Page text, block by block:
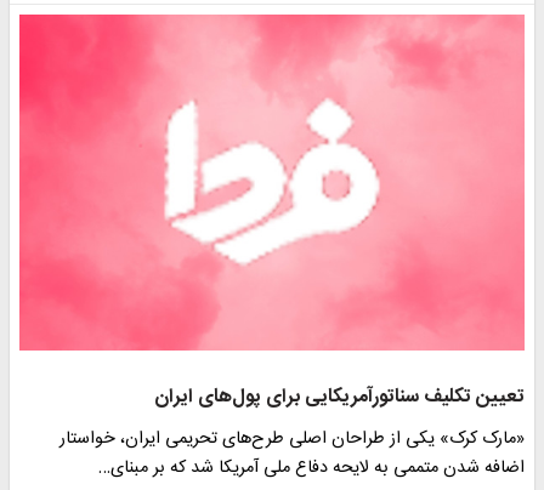
تعیین تکلیف سناتورآمریکایی برای پول‌های ایران
«مارک کرک» یکی از طراحان اصلی طرح‌های تحریمی ایران، خواستار
اضافه شدن متممی به لایحه دفاع ملی آمریکا شد که بر مبنای…